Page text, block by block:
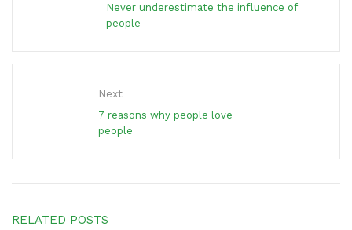
Never underestimate the influence of
people
Next
7 reasons why people love
people
RELATED POSTS